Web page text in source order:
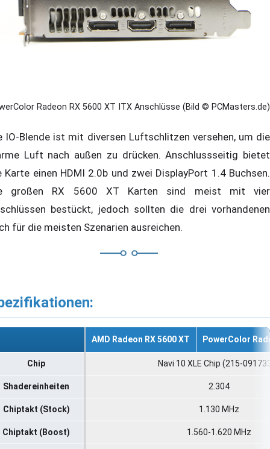
Radeon RX 5600 XT ITX Anschlüsse (Bild © PCMasters.de)
IO-Blende ist mit diversen Luftschlitzen versehen, um die
Luft nach außen zu drücken. Anschlussseitig bietet
Karte einen HDMI 2.0b und zwei DisplayPort 1.4 Buchsen.
großen RX 5600 XT Karten sind meist mit vier
bestückt, jedoch sollten die drei vorhandenen
für die meisten Szenarien ausreichen.
AMD Radeon RX 5600 XT PowerColor
Chip Navi 10 XLE Chip (215-
Shadereinheiten 2.304
Chiptakt (Stock) 1.130 MHz
Chiptakt (Boost) 1.560-1.620 MHz